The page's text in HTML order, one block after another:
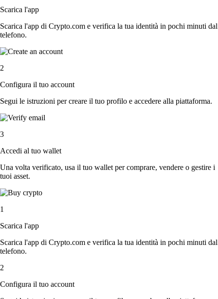
Scarica l'app
Scarica l'app di Crypto.com e verifica la tua identità in pochi minuti dal
telefono.
2
Configura il tuo account
Segui le istruzioni per creare il tuo profilo e accedere alla piattaforma.
3
Accedi al tuo wallet
Una volta verificato, usa il tuo wallet per comprare, vendere o gestire i
tuoi asset.
1
Scarica l'app
Scarica l'app di Crypto.com e verifica la tua identità in pochi minuti dal
telefono.
2
Configura il tuo account